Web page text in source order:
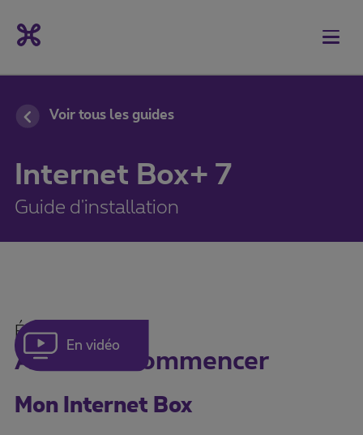
Voir tous les guides
Internet Box+ 7
Guide d'installation
En vidéo
Étape 1
Avant de commencer
Mon Internet Box